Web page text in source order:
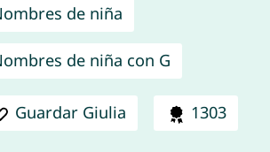
de niña
de niña con G
Guardar Giulia 1303